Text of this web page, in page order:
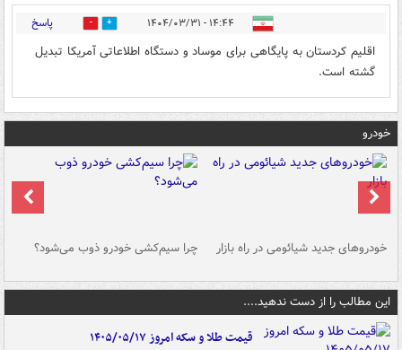
۱۴:۴۴ - ۱۴۰۴/۰۳/۳۱ 1 پاسخ
اقلیم کردستان به پایگاهی برای موساد و دستگاه اطلاعاتی آمریکا تبدیل
گشته است.
خودرو
خودروهای جدید شیائومی در راه بازار چرا سیم‌کشی خودرو ذوب می‌شود؟
این مطالب را از دست ندهید....
قیمت طلا و سکه امروز ۱۴۰۵/۰۵/۱۷